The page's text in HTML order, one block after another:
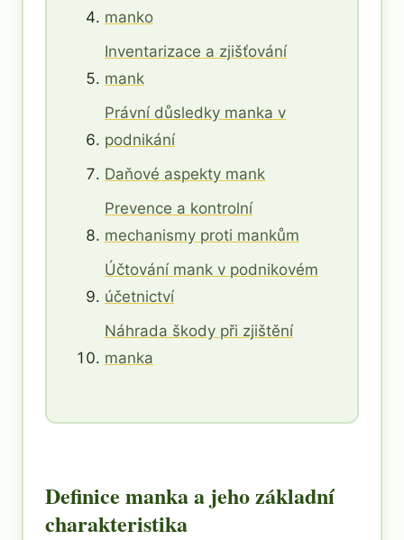
manko
Inventarizace a zjišťování
mank
Právní důsledky manka v
podnikání
Daňové aspekty mank
Prevence a kontrolní
mechanismy proti mankům
Účtování mank v podnikovém
účetnictví
Náhrada škody při zjištění
manka
Definice manka a jeho základní
charakteristika